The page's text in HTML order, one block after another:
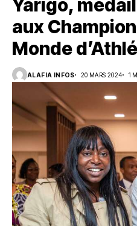
Yarigo,
aux
Monde
ALAFIA INFOS 20 MARS 2024 1